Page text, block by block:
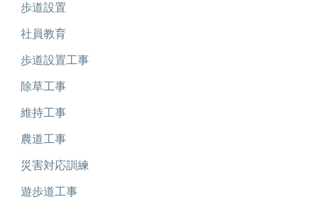
歩道設置
社員教育
歩道設置工事
除草工事
維持工事
農道工事
災害対応訓練
遊歩道工事